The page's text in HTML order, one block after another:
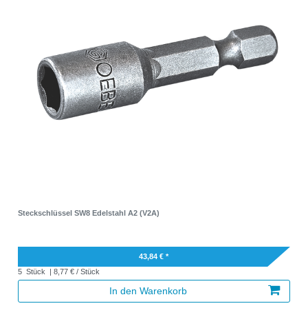
Steckschlüssel SW8 Edelstahl A2 (V2A)
43,84 € *
5 Stück | 8,77 € / Stück
In den Warenkorb